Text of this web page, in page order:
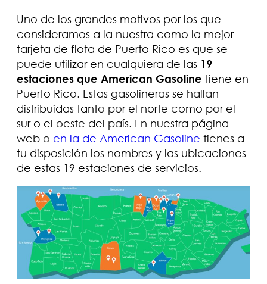
Uno de los grandes motivos por los que
consideramos a la nuestra como la mejor
tarjeta de flota de Puerto Rico es que se
puede utilizar en cualquiera de las 19
estaciones que American Gasoline tiene en
Puerto Rico. Estas gasolineras se hallan
distribuidas tanto por el norte como por el
sur o el oeste del país. En nuestra página
web o en la de American Gasoline tienes a
tu disposición los nombres y las ubicaciones
de estas 19 estaciones de servicios.